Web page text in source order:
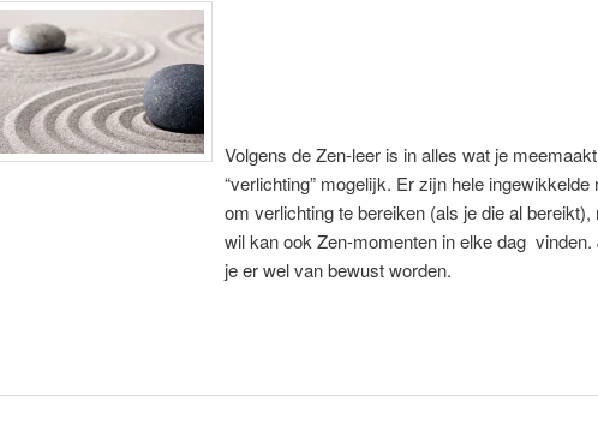
Volgens de Zen-leer is in alles wat je meemaakt
“verlichting” mogelijk. Er zijn hele ingewikkelde
om verlichting te bereiken (als je die al bereikt),
wil kan ook Zen-momenten in elke dag vinden.
je er wel van bewust worden.